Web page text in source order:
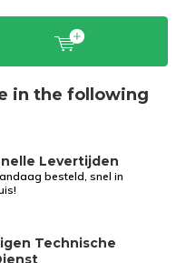
in the following
Levertijden
besteld, snel in
Technische